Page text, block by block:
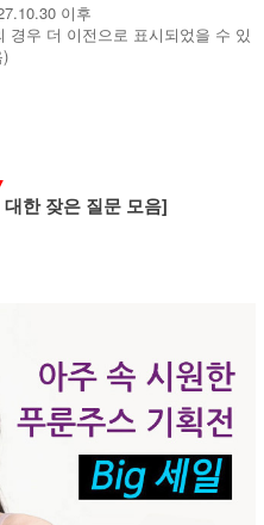
이후
경우 더 이전으로 표시되었을 수 있
한 잦은 질문 모음]